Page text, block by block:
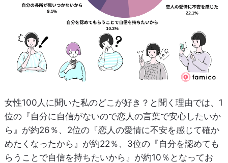
女性100人に聞いた私のどこが好き？と聞く理由では、1
位の『自分に自信がないので恋人の言葉で安心したいか
ら』が約26％、2位の『恋人の愛情に不安を感じて確か
めたくなったから』が約22％、3位の『自分を認めても
らうことで自信を持ちたいから』が約10％となってお